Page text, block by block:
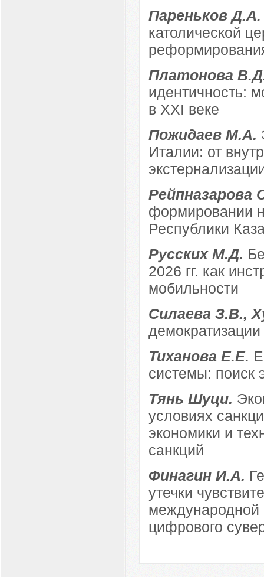
Пареньков
католической
Платонова
идентичность:
в XXI веке
Пожидаев М.А.
Италии: от
Рейпназарова
формировании
Республики
Русских М.Д.
2026 гг. как
мобильности
Силаева З.В.,
Тиханова Е.Е.
системы: поиск
Тянь Шуци.
условиях
экономики и
санкций
Финагин И.А.
утечки
международной
цифрового